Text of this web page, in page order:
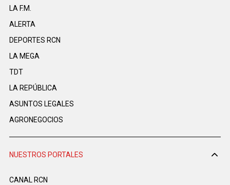
LA F.M.
ALERTA
DEPORTES RCN
LA MEGA
TDT
LA REPÚBLICA
ASUNTOS LEGALES
AGRONEGOCIOS
NUESTROS PORTALES
CANAL RCN